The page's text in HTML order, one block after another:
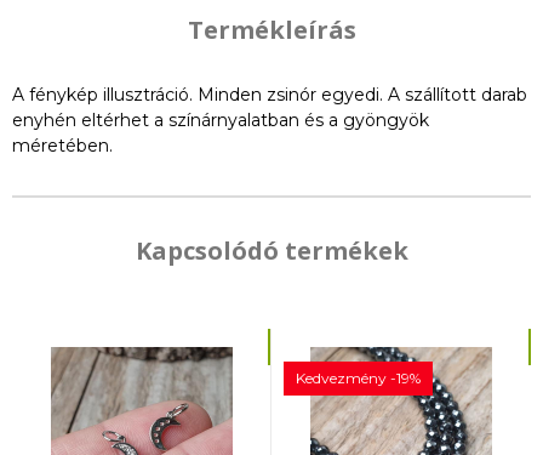
Termékleírás
A fénykép illusztráció. Minden zsinór egyedi. A szállított darab
enyhén eltérhet a színárnyalatban és a gyöngyök
méretében.
Kapcsolódó termékek
Kedvezmény -19%